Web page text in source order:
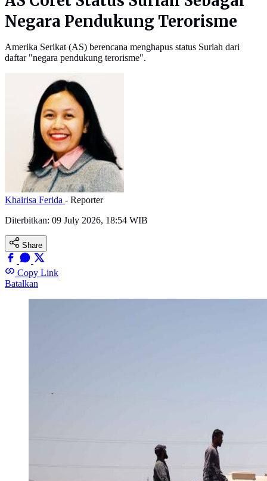
Negara Pendukung Terorisme
Amerika Serikat (AS) berencana menghapus status Suriah dari
daftar "negara pendukung terorisme".
Khairisa Ferida - Reporter
Diterbitkan: 09 July 2026, 18:54 WIB
Share
Copy Link
Batalkan